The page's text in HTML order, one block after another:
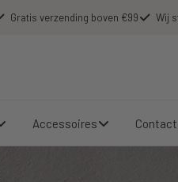
Gratis verzending boven €99 Wij
Accessoires Contact